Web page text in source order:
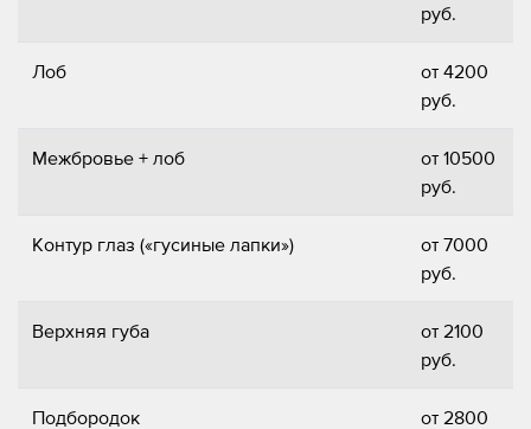
руб.
Лоб
от 4200
руб.
Межбровье + лоб
от 10500
руб.
Контур глаз («гусиные лапки»)
от 7000
руб.
Верхняя губа
от 2100
руб.
Подбородок
от 2800